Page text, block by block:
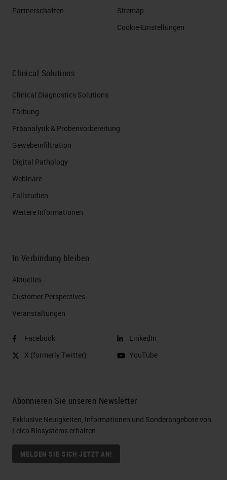
Partnerschaften
Sitemap
Cookie-Einstellungen
Clinical Solutions
Clinical Diagnostics Solutions
Färbung
Präanalytik & Probenvorbereitung
Gewebeinfiltration
Digital Pathology
Webinare
Fallstudien
Weitere Informationen
In Verbindung bleiben
Aktuelles
Customer Perspectives​
Veranstaltungen
Facebook
X (formerly Twitter)
LinkedIn
YouTube
Abonnieren Sie unseren Newsletter
Exklusive Neuigkeiten, Informationen und Sonderangebote von
Leica Biosystems erhalten
MELDEN SIE SICH JETZT AN!